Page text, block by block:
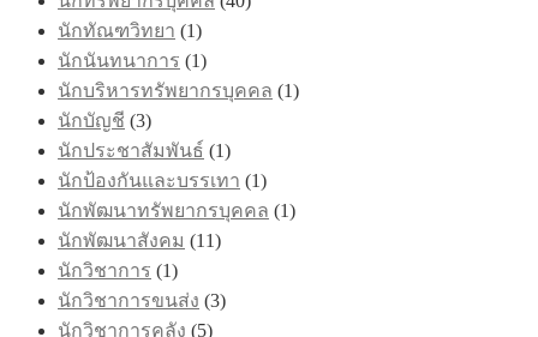
นักทัณฑวิทยา (1)
นักนันทนาการ (1)
นักบริหารทรัพยากรบุคคล (1)
นักบัญชี (3)
นักประชาสัมพันธ์ (1)
นักป้องกันและบรรเทา (1)
นักพัฒนาทรัพยากรบุคคล (1)
นักพัฒนาสังคม (11)
นักวิชาการ (1)
นักวิชาการขนส่ง (3)
นักวิชาการคลัง (5)